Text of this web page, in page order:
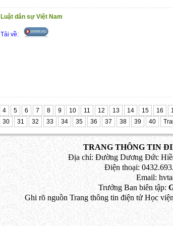
Luật dân sự Việt Nam
Tải về:
4 5 6 7 8 9 10 11 12 13 14 15 16
30 31 32 33 34 35 36 37 38 39 40
TRANG THÔNG TIN
Địa chỉ: Đường Dương Đức
Điện thoại:
Email:
Trưởng Ban biên tập:
Ghi rõ nguồn Trang thông tin điện tử Học